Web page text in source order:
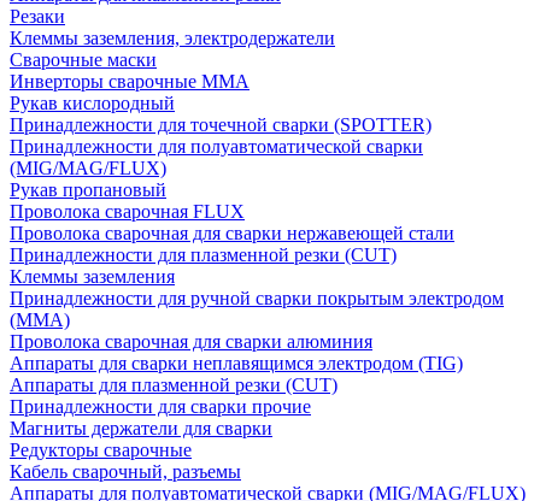
Резаки
Клеммы заземления, электродержатели
Сварочные маски
Инверторы сварочные ММА
Рукав кислородный
Принадлежности для точечной сварки (SPOTTER)
Принадлежности для полуавтоматической сварки
(MIG/MAG/FLUX)
Рукав пропановый
Проволока сварочная FLUX
Проволока сварочная для сварки нержавеющей стали
Принадлежности для плазменной резки (CUT)
Клеммы заземления
Принадлежности для ручной сварки покрытым электродом
(MMA)
Проволока сварочная для сварки алюминия
Аппараты для сварки неплавящимся электродом (TIG)
Аппараты для плазменной резки (CUT)
Принадлежности для сварки прочие
Магниты держатели для сварки
Редукторы сварочные
Кабель сварочный, разъемы
Аппараты для полуавтоматической сварки (MIG/MAG/FLUX)